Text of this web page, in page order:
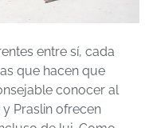
entre sí, cada
que hacen que
conocer al
Praslin ofrecen